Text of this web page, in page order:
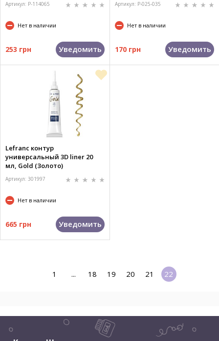
Артикул: P-114065
Нет в наличии
253 грн Уведомить
Артикул: P-025-035
Нет в наличии
170 грн Уведомить
Lefranc контур
универсальный 3D liner 20
мл, Gold (Золото)
Артикул: 301997
Нет в наличии
665 грн Уведомить
1 ... 18 19 20 21 22